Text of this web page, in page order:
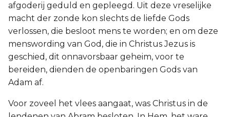
afgoderij geduld en gepleegd. Uit deze vreselijke
macht der zonde kon slechts de liefde Gods
verlossen, die besloot mens te worden; en om deze
menswording van God, die in Christus Jezus is
geschied, dit onnavorsbaar geheim, voor te
bereiden, dienden de openbaringen Gods van
Adam af.
Voor zoveel het vlees aangaat, was Christus in de